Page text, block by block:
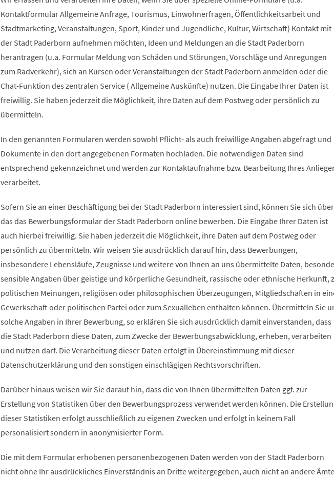
Kontaktformular Allgemeine Anfrage, Tourismus, Einwohnerfragen, Öffentlichkeitsarbeit und
Stadtmarketing, Veranstaltungen, Sport, Kinder und Jugendliche, Kultur, Wirtschaft) Kontakt mit
der Stadt Paderborn aufnehmen möchten, Ideen und Meldungen an die Stadt Paderborn
herantragen (u.a. Formular Meldung von Schäden und Störungen, Vorschläge und Anregungen
zum Radverkehr), sich an Kursen oder Veranstaltungen der Stadt Paderborn anmelden oder die
Chat-Funktion des zentralen Service ( Allgemeine Auskünfte) nutzen. Die Eingabe Ihrer Daten ist
freiwillig. Sie haben jederzeit die Möglichkeit, ihre Daten auf dem Postweg oder persönlich zu
übermitteln.
In den genannten Formularen werden sowohl Pflicht- als auch freiwillige Angaben abgefragt und
Dokumente in den dort angegebenen Formaten hochladen. Die notwendigen Daten sind
entsprechend gekennzeichnet und werden zur Kontaktaufnahme bzw. Bearbeitung Ihres
verarbeitet.
Sofern Sie an einer Beschäftigung bei der Stadt Paderborn interessiert sind, können Sie sich über
das das Bewerbungsformular der Stadt Paderborn online bewerben. Die Eingabe Ihrer Daten ist
auch hierbei freiwillig. Sie haben jederzeit die Möglichkeit, ihre Daten auf dem Postweg oder
persönlich zu übermitteln. Wir weisen Sie ausdrücklich darauf hin, dass Bewerbungen,
insbesondere Lebensläufe, Zeugnisse und weitere von Ihnen an uns übermittelte Daten,
sensible Angaben über geistige und körperliche Gesundheit, rassische oder ethnische Herkunft,
politischen Meinungen, religiösen oder philosophischen Überzeugungen, Mitgliedschaften in
Gewerkschaft oder politischen Partei oder zum Sexualleben enthalten können. Übermitteln Sie
solche Angaben in Ihrer Bewerbung, so erklären Sie sich ausdrücklich damit einverstanden, dass
die Stadt Paderborn diese Daten, zum Zwecke der Bewerbungsabwicklung, erheben, verarbeiten
und nutzen darf. Die Verarbeitung dieser Daten erfolgt in Übereinstimmung mit dieser
Datenschutzerklärung und den sonstigen einschlägigen Rechtsvorschriften.
Darüber hinaus weisen wir Sie darauf hin, dass die von Ihnen übermittelten Daten ggf. zur
Erstellung von Statistiken über den Bewerbungsprozess verwendet werden können. Die
dieser Statistiken erfolgt ausschließlich zu eigenen Zwecken und erfolgt in keinem Fall
personalisiert sondern in anonymisierter Form.
Die mit dem Formular erhobenen personenbezogenen Daten werden von der Stadt Paderborn
nicht ohne Ihr ausdrückliches Einverständnis an Dritte weitergegeben, auch nicht an andere